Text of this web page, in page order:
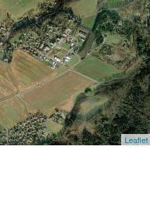
Leaflet